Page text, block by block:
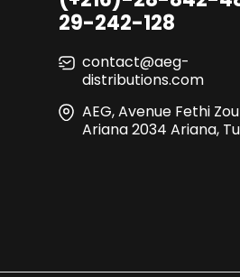
29-242-128
contact@aeg-
distributions.com
AEG, Avenue Fethi
Ariana 2034 Ariana,